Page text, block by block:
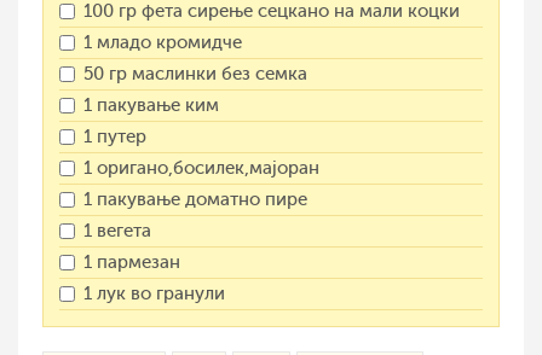
100 гр фета сирење сецкано на мали коцки
1 младо кромидче
50 гр маслинки без семка
1 пакување ким
1 путер
1 оригано,босилек,мајоран
1 пакување доматно пире
1 вегета
1 пармезан
1 лук во гранули